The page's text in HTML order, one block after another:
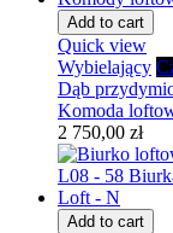
Add to cart
Quick view
Wybielający
Dąb
Komoda
2 750,00 zł
Add to cart